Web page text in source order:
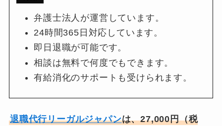
弁護士法人が運営しています。
24時間365日対応しています。
即日退職が可能です。
相談は無料で何度でもできます。
有給消化のサポートも受けられます。
退職代行リーガルジャパンは、27,000円（税